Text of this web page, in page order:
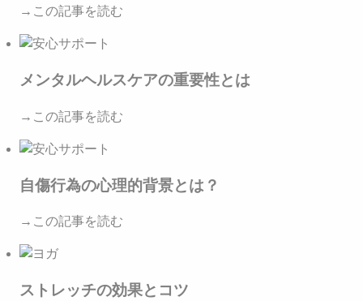
→この記事を読む
メンタルヘルスケアの重要性とは
→この記事を読む
自傷行為の心理的背景とは？
→この記事を読む
ストレッチの効果とコツ